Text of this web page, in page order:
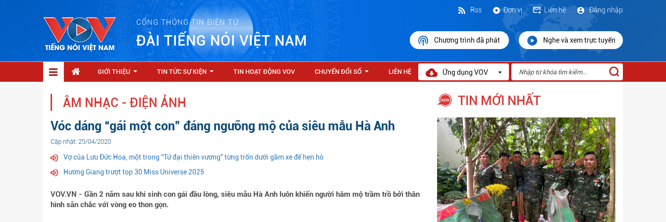
CỔNG THÔNG TIN ĐIỆN TỬ
ĐÀI TIẾNG NÓI VIỆT NAM
Đăng nhập
Liên hệ
Đơn vị
Rss
Chương trình đã phát Nghe và xem trực tuyến
GIỚI THIỆU TIN TỨC SỰ KIỆN TIN HOẠT ĐỘNG VOV CHUYỂN ĐỔI SỐ LIÊN HỆ Ứng dụng VOV
ÂM NHẠC - ĐIỆN ẢNH
Vóc dáng “gái một con” đáng ngưỡng mộ của siêu mẫu Hà Anh
Cập nhật: 29/04/2020
Vợ của Lưu Đức Hoa, một trong “Tứ đại thiên vương” từng trốn dưới gầm xe để hẹn hò
Hương Giang trượt top 30 Miss Universe 2025
VOV.VN - Gần 2 năm sau khi sinh con gái đầu lòng, siêu mẫu Hà Anh luôn khiến người hâm mộ trầm trồ bởi thân
hình săn chắc với vòng eo thon gọn.
TIN MỚI NHẤT